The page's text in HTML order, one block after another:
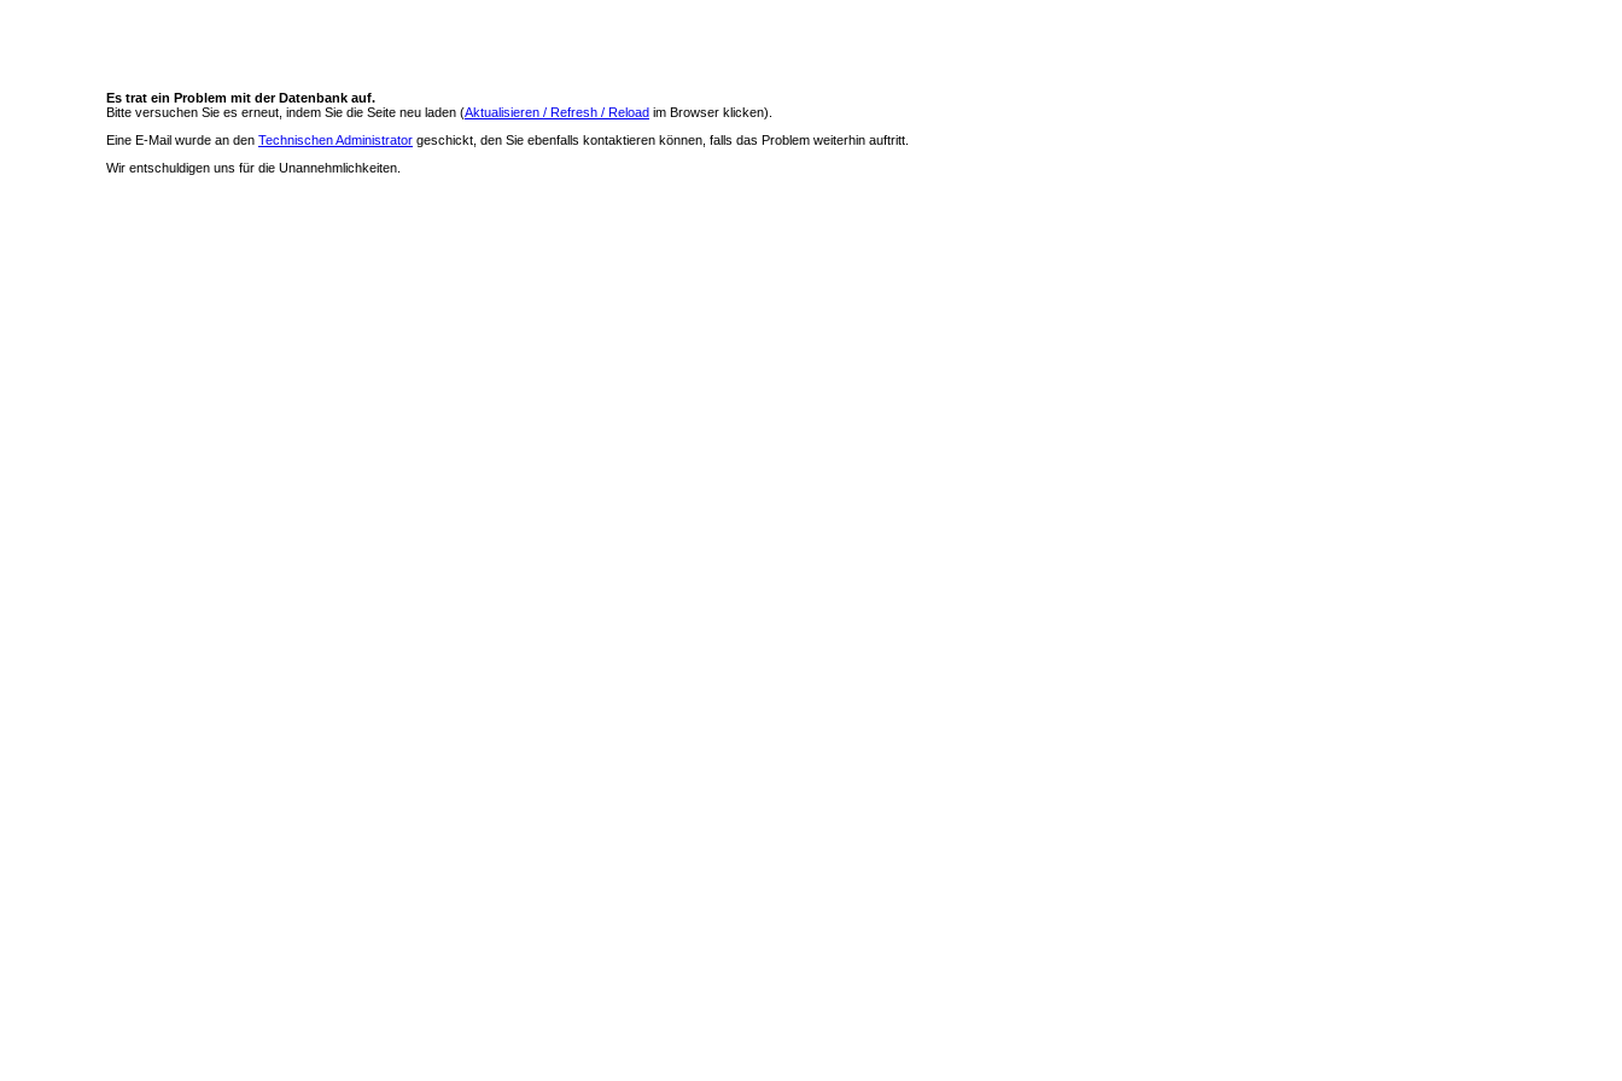
Es trat ein Problem mit der Datenbank auf.
Bitte versuchen Sie es erneut, indem Sie die Seite neu laden (Aktualisieren / Refresh / Reload im Browser klicken).
Eine E-Mail wurde an den Technischen Administrator geschickt, den Sie ebenfalls kontaktieren können, falls das Problem weiterhin auftritt.
Wir entschuldigen uns für die Unannehmlichkeiten.